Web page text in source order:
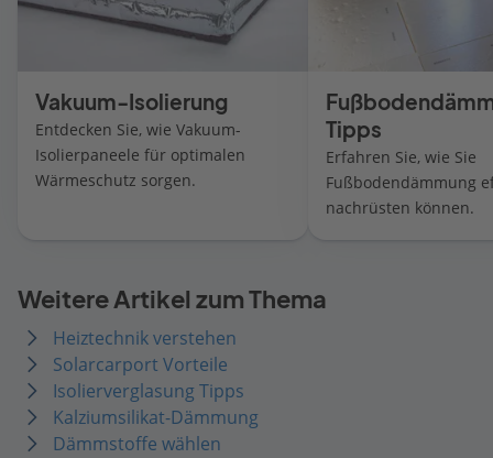
Vakuum-Isolierung
Entdecken Sie, wie Vakuum-
Isolierpaneele für optimalen
Wärmeschutz sorgen.
Tipps
Erfahren Sie, wie Sie
Fußbodendämmung
nachrüsten können.
Weitere Artikel zum Thema
Heiztechnik verstehen
Solarcarport Vorteile
Isolierverglasung Tipps
Kalziumsilikat-Dämmung
Dämmstoffe wählen